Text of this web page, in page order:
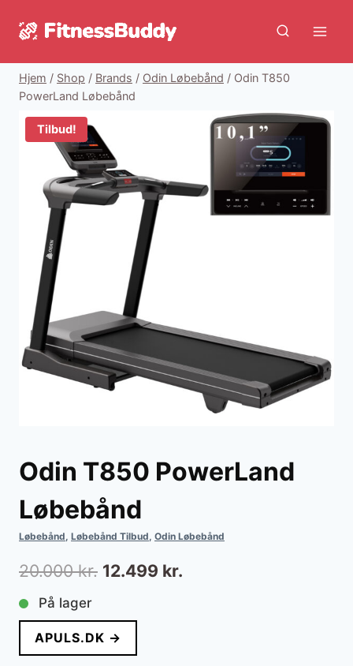
Hjem / Shop / Brands / Odin Løbebånd / Odin T850
PowerLand Løbebånd
Tilbud!
Odin T850 PowerLand
Løbebånd
Løbebånd, Løbebånd Tilbud, Odin Løbebånd
20.000kr. Den
pris
var:
12.499 kr.
På lager
APULS.DK →